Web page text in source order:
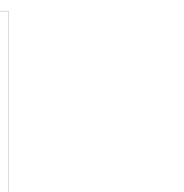
ップと、軽やかで可愛
きます。
す時間そのものが心を整
。